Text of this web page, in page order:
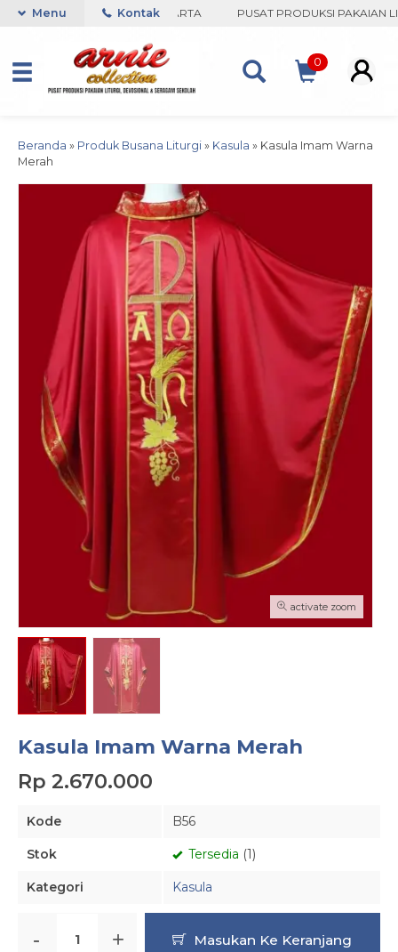
BORO, YOGYAKARTA PUSAT PRODUKSI PAKAIAN
Menu Kontak
0
Beranda » Produk Busana Liturgi » Kasula » Kasula Imam Warna
Merah
activate zoom
Kasula Imam Warna Merah
Rp 2.670.000
Kode B56
Stok Tersedia (1)
Kategori Kasula
- + Masukan Ke Keranjang